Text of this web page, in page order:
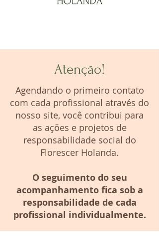
Atenção!
Agendando o primeiro contato
com cada profissional através do
nosso site, você contribui para
as ações e projetos de
responsabilidade social do
Florescer Holanda.
O seguimento do seu
acompanhamento fica sob a
responsabilidade de cada
profissional individualmente.